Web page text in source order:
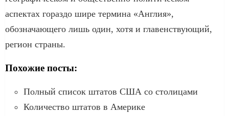
аспектах гораздо шире термина «Англия»,
обозначающего лишь один, хотя и главенствующий,
регион страны.
Похожие посты:
Полный список штатов США со столицами
Количество штатов в Америке